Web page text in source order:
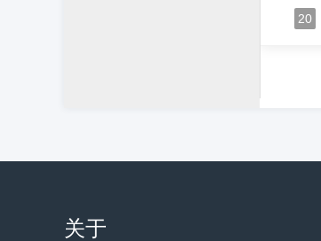
20
关于